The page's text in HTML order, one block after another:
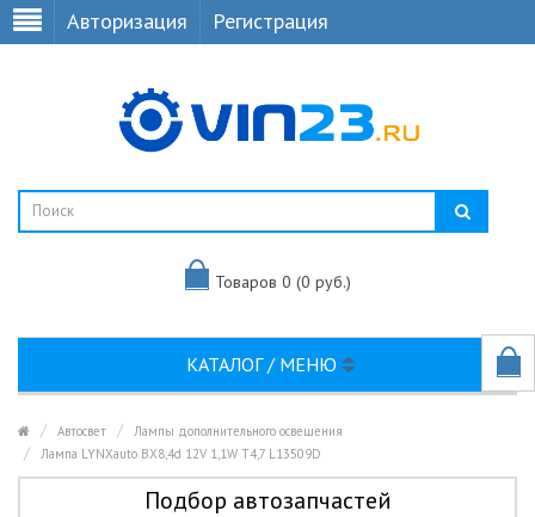
Авторизация Регистрация
Товаров 0 (0 руб.)
КАТАЛОГ / МЕНЮ
Автосвет
Лампы дополнительного освещения
Лампа LYNXauto BX8,4d 12V 1,1W T4,7 L13509D
Подбор автозапчастей